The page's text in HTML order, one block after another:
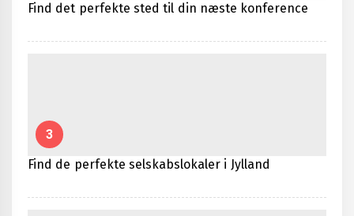
Find det perfekte sted til din næste konference
3
Find de perfekte selskabslokaler i Jylland